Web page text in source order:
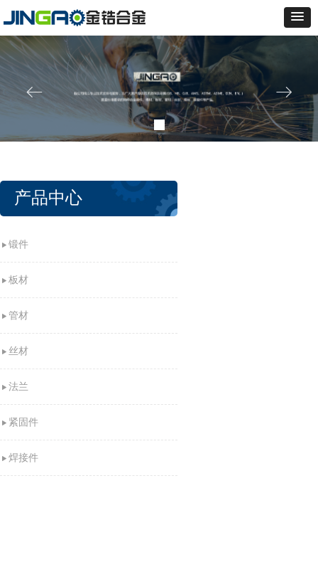
ꂃ ꁹ
产品中心
锻件
板材
管材
丝材
法兰
紧固件
焊接件